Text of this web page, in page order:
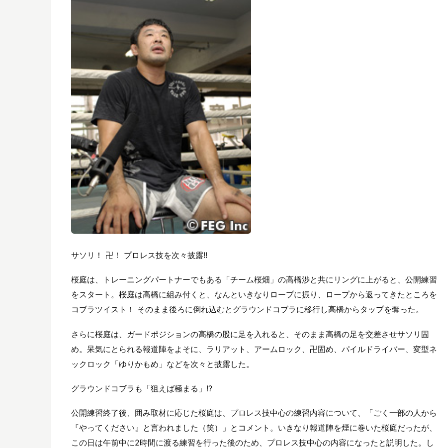
サソリ！ 卍！ プロレス技を次々披露!!
桜庭は、トレーニングパートナーでもある「チーム桜畑」の高橋渉と共にリングに上がると、公開練習
をスタート。桜庭は高橋に組み付くと、なんといきなりロープに振り、ロープから返ってきたところを
コブラツイスト！ そのまま後ろに倒れ込むとグラウンドコブラに移行し高橋からタップを奪った。
さらに桜庭は、ガードポジションの高橋の股に足を入れると、そのまま高橋の足を交差させサソリ固
め。呆気にとられる報道陣をよそに、ラリアット、アームロック、卍固め、パイルドライバー、変型ネ
ックロック「ゆりかもめ」などを次々と披露した。
グラウンドコブラも「狙えば極まる」!?
公開練習終了後、囲み取材に応じた桜庭は、プロレス技中心の練習内容について、「ごく一部の人から
『やってください』と言われました（笑）」とコメント。いきなり報道陣を煙に巻いた桜庭だったが、
この日は午前中に2時間に渡る練習を行った後のため、プロレス技中心の内容になったと説明した。し